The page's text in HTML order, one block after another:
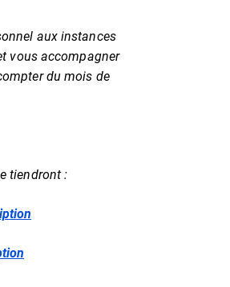
aux instances
vous accompagner
du mois de
tiendront :